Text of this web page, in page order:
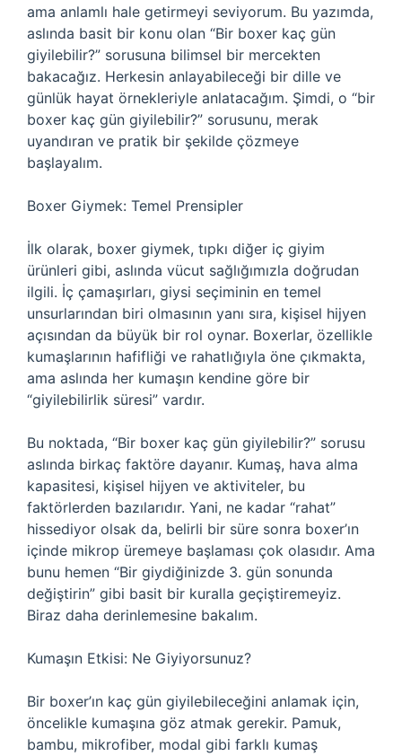
ama anlamlı hale getirmeyi seviyorum. Bu yazımda,
aslında basit bir konu olan “Bir boxer kaç gün
giyilebilir?” sorusuna bilimsel bir mercekten
bakacağız. Herkesin anlayabileceği bir dille ve
günlük hayat örnekleriyle anlatacağım. Şimdi, o “bir
boxer kaç gün giyilebilir?” sorusunu, merak
uyandıran ve pratik bir şekilde çözmeye
başlayalım.
Boxer Giymek: Temel Prensipler
İlk olarak, boxer giymek, tıpkı diğer iç giyim
ürünleri gibi, aslında vücut sağlığımızla doğrudan
ilgili. İç çamaşırları, giysi seçiminin en temel
unsurlarından biri olmasının yanı sıra, kişisel hijyen
açısından da büyük bir rol oynar. Boxerlar, özellikle
kumaşlarının hafifliği ve rahatlığıyla öne çıkmakta,
ama aslında her kumaşın kendine göre bir
“giyilebilirlik süresi” vardır.
Bu noktada, “Bir boxer kaç gün giyilebilir?” sorusu
aslında birkaç faktöre dayanır. Kumaş, hava alma
kapasitesi, kişisel hijyen ve aktiviteler, bu
faktörlerden bazılarıdır. Yani, ne kadar “rahat”
hissediyor olsak da, belirli bir süre sonra boxer’ın
içinde mikrop üremeye başlaması çok olasıdır. Ama
bunu hemen “Bir giydiğinizde 3. gün sonunda
değiştirin” gibi basit bir kuralla geçiştiremeyiz.
Biraz daha derinlemesine bakalım.
Kumaşın Etkisi: Ne Giyiyorsunuz?
Bir boxer’ın kaç gün giyilebileceğini anlamak için,
öncelikle kumaşına göz atmak gerekir. Pamuk,
bambu, mikrofiber, modal gibi farklı kumaş